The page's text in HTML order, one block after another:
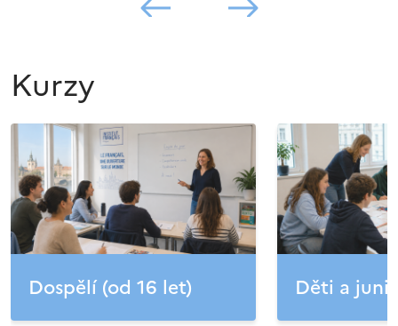
Kurzy
Dospělí (od 16 let) Děti a